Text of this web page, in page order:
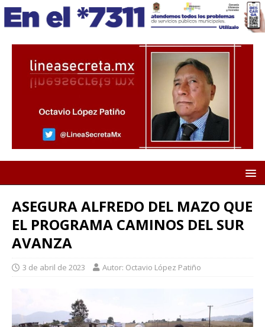
ASEGURA ALFREDO DEL MAZO QUE
EL PROGRAMA CAMINOS DEL SUR
AVANZA
3 de abril de 2023 Autor: Octavio López Patiño